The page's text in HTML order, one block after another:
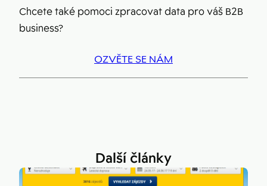
Chcete také pomoci zpracovat data pro váš B2B
business?
OZVĚTE SE NÁM
Další články